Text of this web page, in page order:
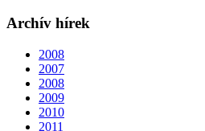
Archív hírek
2008
2007
2008
2009
2010
2011